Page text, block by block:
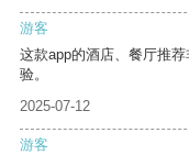
游客
这款app的酒店、餐厅推
验。
2025-07-12
游客